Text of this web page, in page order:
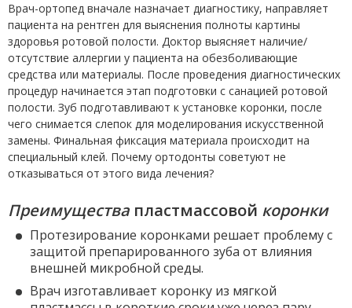
Врач-ортопед вначале назначает диагностику, направляет
пациента на рентген для выяснения полноты картины
здоровья ротовой полости. Доктор выясняет наличие/
отсутствие аллергии у пациента на обезболивающие
средства или материалы. После проведения диагностических
процедур начинается этап подготовки с санацией ротовой
полости. Зуб подготавливают к установке коронки, после
чего снимается слепок для моделирования искусственной
замены. Финальная фиксация материала происходит на
специальный клей. Почему ортодонты советуют не
отказываться от этого вида лечения?
Преимущества пластмассовой коронки
Протезирование коронками решает проблему с
защитой препарированного зуба от влияния
внешней микробной среды.
Врач изготавливает коронку из мягкой